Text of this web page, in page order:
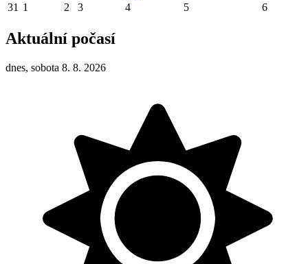
31 1 2 3 4 5 6
Aktuální počasí
dnes, sobota 8. 8. 2026